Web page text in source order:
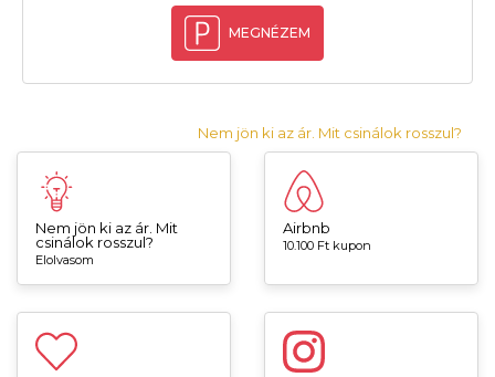
MEGNÉZEM
Nem jön ki az ár. Mit csinálok rosszul?
Nem jön ki az ár. Mit
csinálok rosszul?
Elolvasom
Airbnb
10.100 Ft kupon